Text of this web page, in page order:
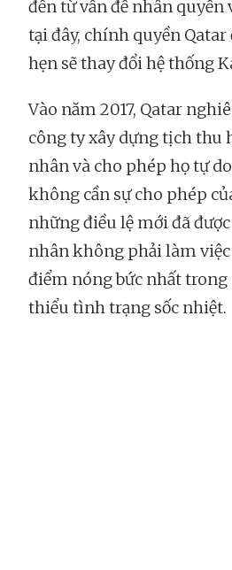
đến từ vấn đề nhân quyền
tại đây, chính quyền
hẹn sẽ thay đổi hệ thống
Vào năm 2017, Qatar
công ty xây dựng tịch thu
nhân và cho phép họ tự
không cần sự cho phép
những điều lệ mới đã
nhân không phải làm
điểm nóng bức nhất
thiểu tình trạng sốc nhiệt.